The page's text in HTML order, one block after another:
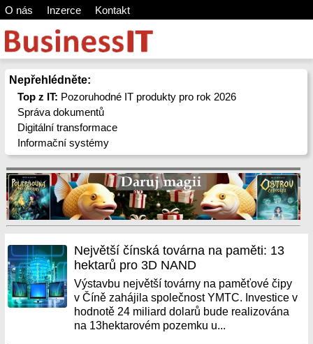
O nás Inzerce Kontakt
Nepřehlédněte:
Top z IT: Pozoruhodné IT produkty pro rok 2026
Správa dokumentů
Digitální transformace
Informační systémy
Největší čínská továrna na paměti: 13
hektarů pro 3D NAND
Výstavbu největší továrny na paměťové čipy
v Číně zahájila společnost YMTC. Investice v
hodnotě 24 miliard dolarů bude realizována
na 13hektarovém pozemku u...